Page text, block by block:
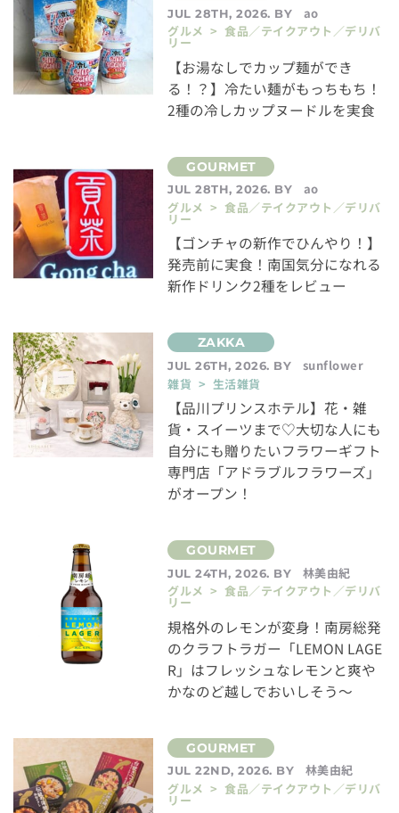
JUL 28TH, 2026. BY
ao
グルメ > 食品／テイクアウト／デリバ
リー
【お湯なしでカップ麺ができ
る！？】冷たい麺がもっちもち！
2種の冷しカップヌードルを実食
JUL 28TH, 2026. BY
ao
グルメ > 食品／テイクアウト／デリバ
リー
【ゴンチャの新作でひんやり！】
発売前に実食！南国気分になれる
新作ドリンク2種をレビュー
JUL 26TH, 2026. BY
sunflower
雑貨 > 生活雑貨
【品川プリンスホテル】花・雑
貨・スイーツまで♡大切な人にも
自分にも贈りたいフラワーギフト
専門店「アドラブルフラワーズ」
がオープン！
JUL 24TH, 2026. BY
林美由紀
グルメ > 食品／テイクアウト／デリバ
リー
規格外のレモンが変身！南房総発
のクラフトラガー「LEMON LAGE
R」はフレッシュなレモンと爽や
かなのど越しでおいしそう～
JUL 22ND, 2026. BY
林美由紀
グルメ > 食品／テイクアウト／デリバ
リー